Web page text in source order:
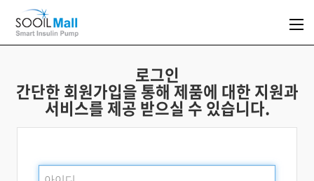
로그인
간단한 회원가입을 통해 제품에 대한 지원과
서비스를 제공 받으실 수 있습니다.